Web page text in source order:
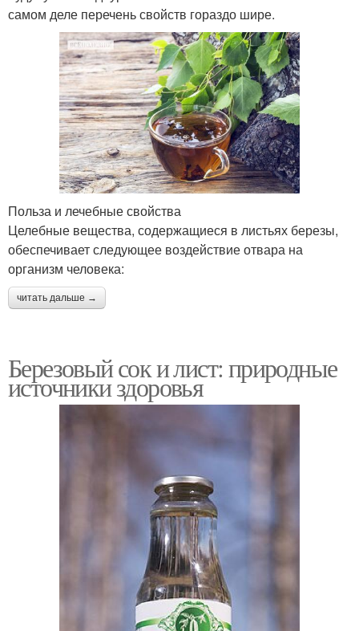
самом деле перечень свойств гораздо шире.
Польза и лечебные свойства
Целебные вещества, содержащиеся в листьях березы,
обеспечивает следующее воздействие отвара на
организм человека:
читать дальше →
Березовый сок и лист: природные
источники здоровья